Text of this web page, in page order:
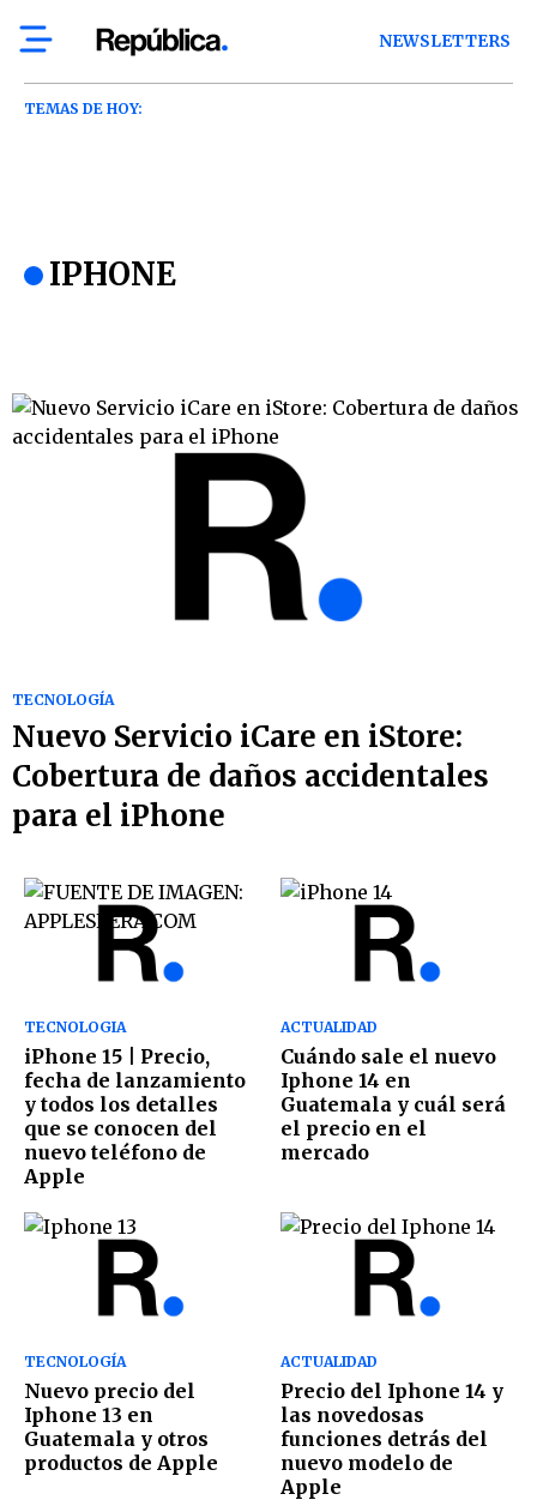
NEWSLETTERS
TEMAS DE HOY:
IPHONE
TECNOLOGÍA
Nuevo Servicio iCare en iStore:
Cobertura de daños accidentales
para el iPhone
TECNOLOGIA
iPhone 15 | Precio,
fecha de lanzamiento
y todos los detalles
que se conocen del
nuevo teléfono de
Apple
ACTUALIDAD
Cuándo sale el nuevo
Iphone 14 en
Guatemala y cuál será
el precio en el
mercado
TECNOLOGÍA
Nuevo precio del
Iphone 13 en
Guatemala y otros
productos de Apple
ACTUALIDAD
Precio del Iphone 14 y
las novedosas
funciones detrás del
nuevo modelo de
Apple